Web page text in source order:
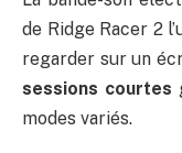
de Ridge Racer 2
regarder sur un
sessions courtes
modes variés.